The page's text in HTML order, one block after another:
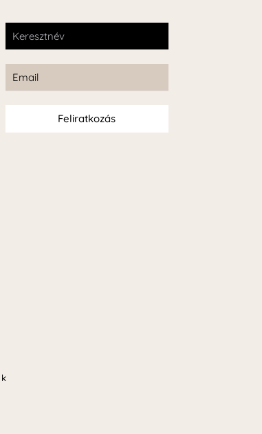
Feliratkozás